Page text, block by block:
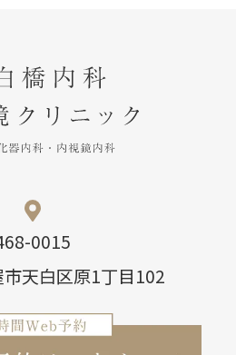
0015
天白区原1丁目102